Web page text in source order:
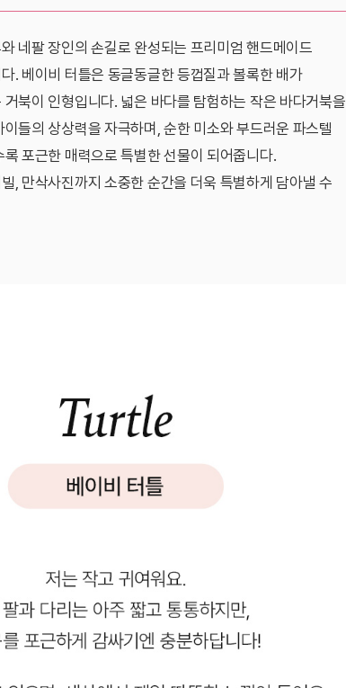
네팔 장인의 손길로 완성되는 프리미엄 핸드메이드
. 베이비 터틀은 동글동글한 등껍질과 볼록한 배가
북이 인형입니다. 넓은 바다를 탐험하는 작은 바다거북을
들의 상상력을 자극하며, 순한 미소와 부드러운 파스텔
포근한 매력으로 특별한 선물이 되어줍니다.
, 만삭사진까지 소중한 순간을 더욱 특별하게 담아낼 수